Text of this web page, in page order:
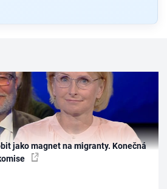
jako magnet na migranty. Konečná